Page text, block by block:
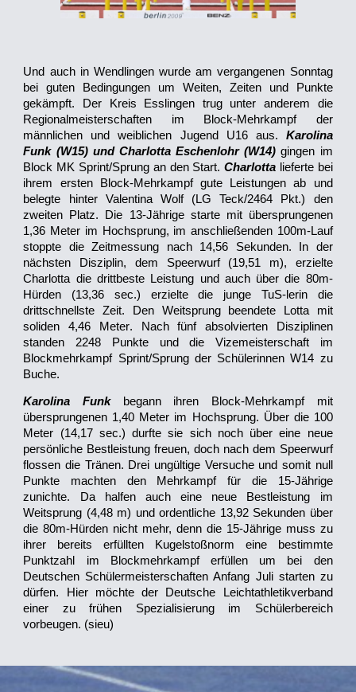
Und auch in Wendlingen wurde am vergangenen Sonntag
bei guten Bedingungen um Weiten, Zeiten und Punkte
gekämpft. Der Kreis Esslingen trug unter anderem die
Regionalmeisterschaften im Block-Mehrkampf der
männlichen und weiblichen Jugend U16 aus. Karolina
Funk (W15) und Charlotta Eschenlohr (W14) gingen im
Block MK Sprint/Sprung an den Start.Charlotta lieferte bei
ihrem ersten Block-Mehrkampf gute Leistungen ab und
belegte hinter Valentina Wolf (LG Teck/2464 Pkt.) den
zweiten Platz. Die 13-Jährige starte mit übersprungenen
1,36 Meter im Hochsprung, im anschließenden 100m-Lauf
stoppte die Zeitmessung nach 14,56 Sekunden. In der
nächsten Disziplin, dem Speerwurf (19,51 m), erzielte
Charlotta die drittbeste Leistung und auch über die 80m-
Hürden (13,36 sec.) erzielte die junge TuS-lerin die
drittschnellste Zeit. Den Weitsprung beendete Lotta mit
soliden 4,46 Meter. Nach fünf absolvierten Disziplinen
standen 2248 Punkte und die Vizemeisterschaft im
Blockmehrkampf Sprint/Sprung der Schülerinnen W14 zu
Buche.
Karolina Funkbegann ihren Block-Mehrkampf mit
übersprungenen 1,40 Meter im Hochsprung. Über die 100
Meter (14,17 sec.) durfte sie sich noch über eine neue
persönliche Bestleistung freuen, doch nach dem Speerwurf
flossen die Tränen. Drei ungültige Versuche und somit null
Punkte machten den Mehrkampf für die 15-Jährige
zunichte. Da halfen auch eine neue Bestleistung im
Weitsprung (4,48 m) und ordentliche 13,92 Sekunden über
die 80m-Hürden nicht mehr, denn die 15-Jährige muss zu
ihrer bereits erfüllten Kugelstoßnorm eine bestimmte
Punktzahl im Blockmehrkampf erfüllen um bei den
Deutschen Schülermeisterschaften Anfang Juli starten zu
dürfen. Hier möchte der Deutsche Leichtathletikverband
einer zu frühen Spezialisierung im Schülerbereich
vorbeugen. (sieu)